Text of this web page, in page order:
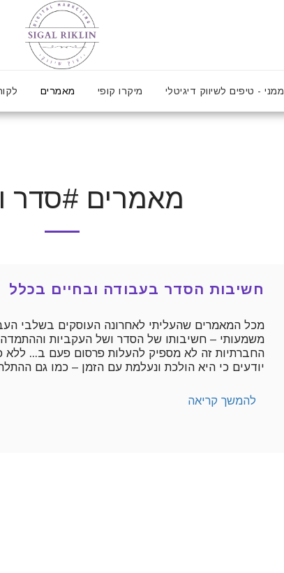
ממני - טיפים לשיווק דיגיטלי מיקרו קופי מאמרים
מאמרים #סדר
חשיבות הסדר בעבודה ובחיים בכלל
מכל המאמרים שהעליתי לאחרונה העוסקים בשלבי
משמעותי – חשיבותו של הסדר ושל העקביות
החברתיות זה לא מספיק להעלות פרסום פעם ב... ללא כל
יודעים כי היא הולכת ונעלמת עם הזמן – כמו גם
להמשך קריאה